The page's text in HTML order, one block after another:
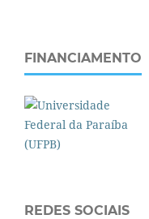
FINANCIAMENTO
REDES SOCIAIS